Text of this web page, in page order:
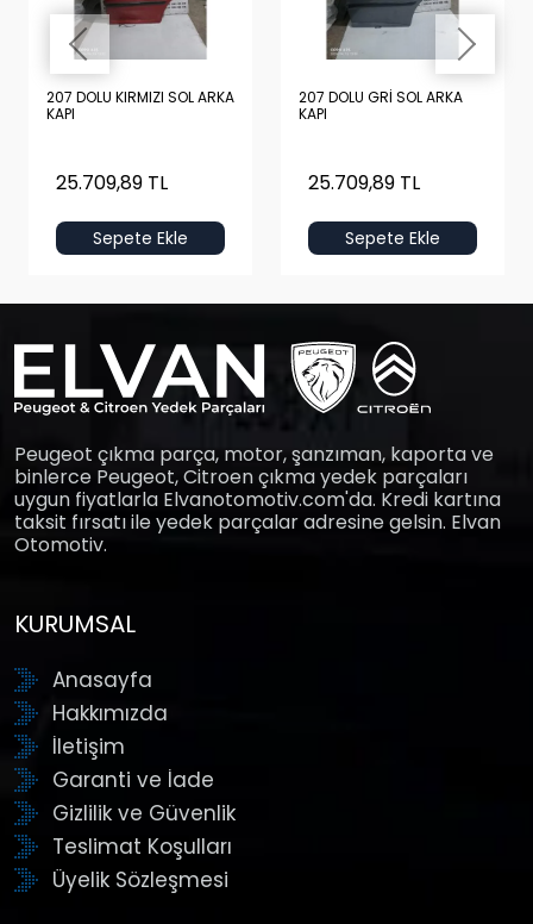
207 DOLU KIRMIZI SOL ARKA
KAPI
25.709,89 TL
Sepete Ekle
207 DOLU GRİ SOL ARKA
KAPI
25.709,89 TL
Sepete Ekle
Peugeot çıkma parça, motor, şanzıman, kaporta ve
binlerce Peugeot, Citroen çıkma yedek parçaları
uygun fiyatlarla Elvanotomotiv.com'da. Kredi kartına
taksit fırsatı ile yedek parçalar adresine gelsin. Elvan
Otomotiv.
KURUMSAL
Anasayfa
Hakkımızda
İletişim
Garanti ve İade
Gizlilik ve Güvenlik
Teslimat Koşulları
Üyelik Sözleşmesi